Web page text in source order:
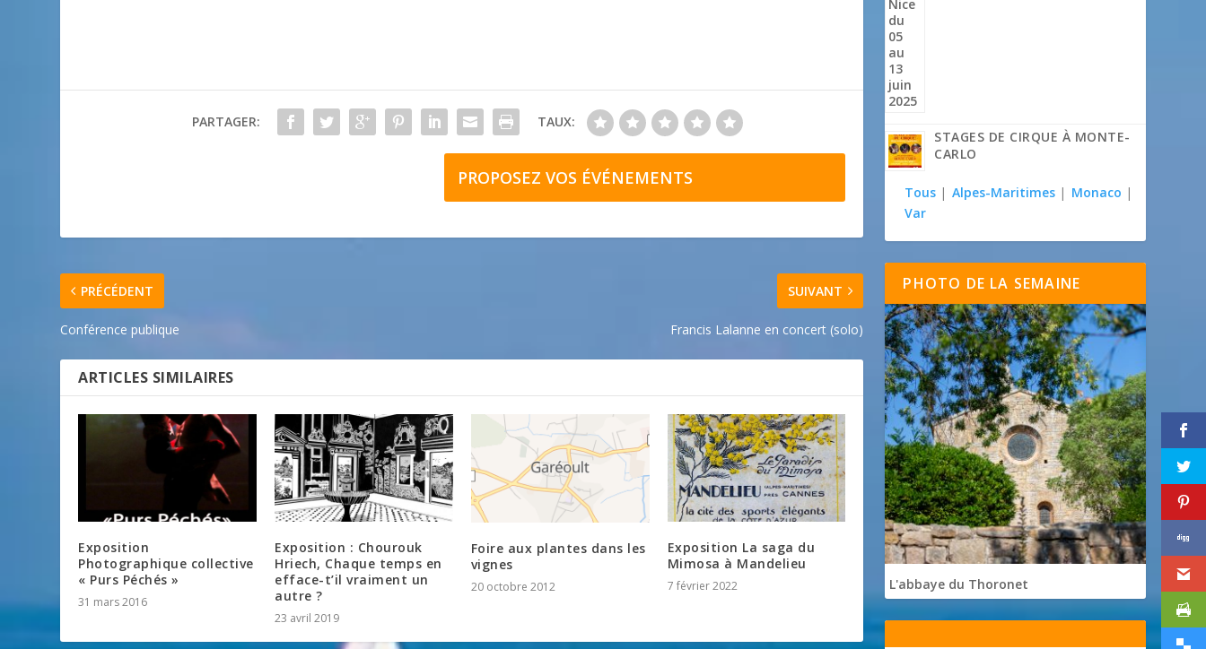
PARTAGER: TAUX:
PROPOSEZ VOS ÉVÉNEMENTS
PRÉCÉDENT
Conférence publique
SUIVANT
Francis Lalanne en concert (solo)
ARTICLES SIMILAIRES
Exposition
Photographique collective
« Purs Péchés »
31 mars 2016
Exposition : Chourouk
Hriech, Chaque temps en
efface-t’il vraiment un
autre ?
23 avril 2019
Foire aux plantes dans les
vignes
20 octobre 2012
Exposition La saga du
Mimosa à Mandelieu
7 février 2022
STAGES DE CIRQUE À MONTE-
CARLO
Tous | Alpes-Maritimes | Monaco |
Var
PHOTO DE LA SEMAINE
L'abbaye du Thoronet